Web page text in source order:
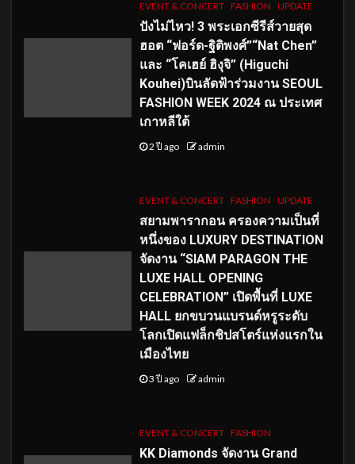
EVENT & CONCERT FASHION UPDATE
ปังไม่ไหว! 3 พระเอกซีรีส์วายสุด
ฮอต “ฟอร์ด-ฐิติพงศ์”“Nat Chen”
และ “โคเฮย์ ฮิงุจิ” (Higuchi
Kouhei)บินลัดฟ้าร่วมงาน SEOUL
FASHION WEEK 2024 ณ ประเทศ
เกาหลีใต้
2 ปี ago admin
EVENT & CONCERT FASHION UPDATE
สยามพารากอน ครองความเป็นที่
หนึ่งของ LUXURY DESTINATION
จัดงาน “SIAM PARAGON THE
LUXE HALL OPENING
CELEBRATION” เปิดพื้นที่ LUXE
HALL ยกขบวนแบรนด์หรูระดับ
โลกเปิดแฟล็กชิปสโตร์แห่งแรกใน
เมืองไทย
3 ปี ago admin
EVENT & CONCERT FASHION
KK Diamonds จัดงาน Grand